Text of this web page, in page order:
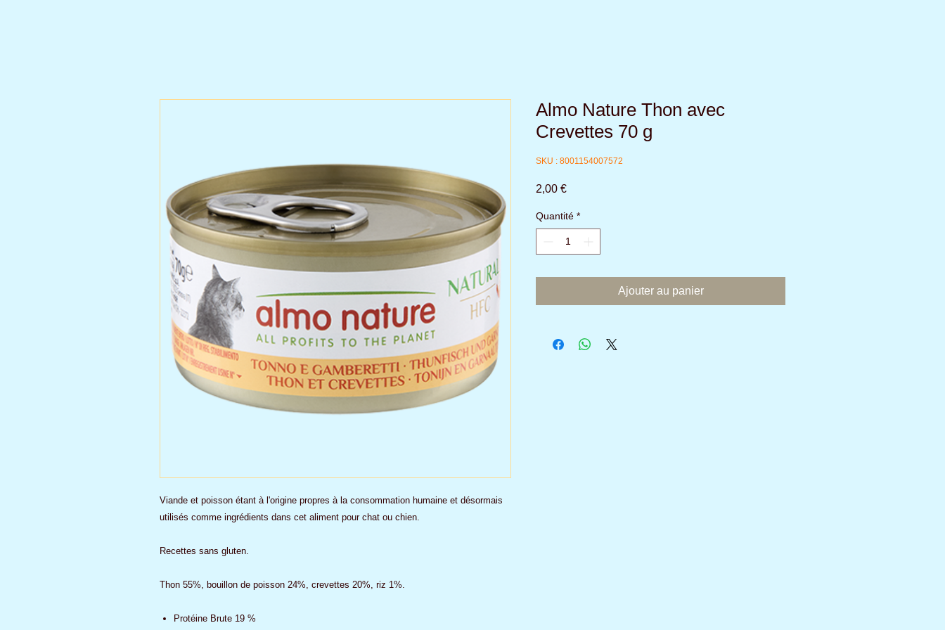
Viande et poisson étant à l'origine propres à la consommation humaine et désormais
utilisés comme ingrédients dans cet aliment pour chat ou chien.
Recettes sans gluten.
Thon 55%, bouillon de poisson 24%, crevettes 20%, riz 1%.
Protéine Brute 19 %
Almo Nature Thon avec
Crevettes 70 g
SKU : 8001154007572
2,00 €Prix
Quantité *
Ajouter au panier